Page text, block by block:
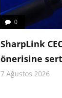
0
SharpLink
önerisine
7 Ağustos 2026